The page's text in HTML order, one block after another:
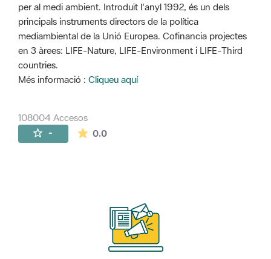
per al medi ambient. Introduït l'anyl 1992, és un dels
principals instruments directors de la política
mediambiental de la Unió Europea. Cofinancia projectes
en 3 àrees: LIFE-Nature, LIFE-Environment i LIFE-Third
countries.
Més informació : Cliqueu aquí
108004 Accesos
- 0.0La valoración media es de 0 estrellas de